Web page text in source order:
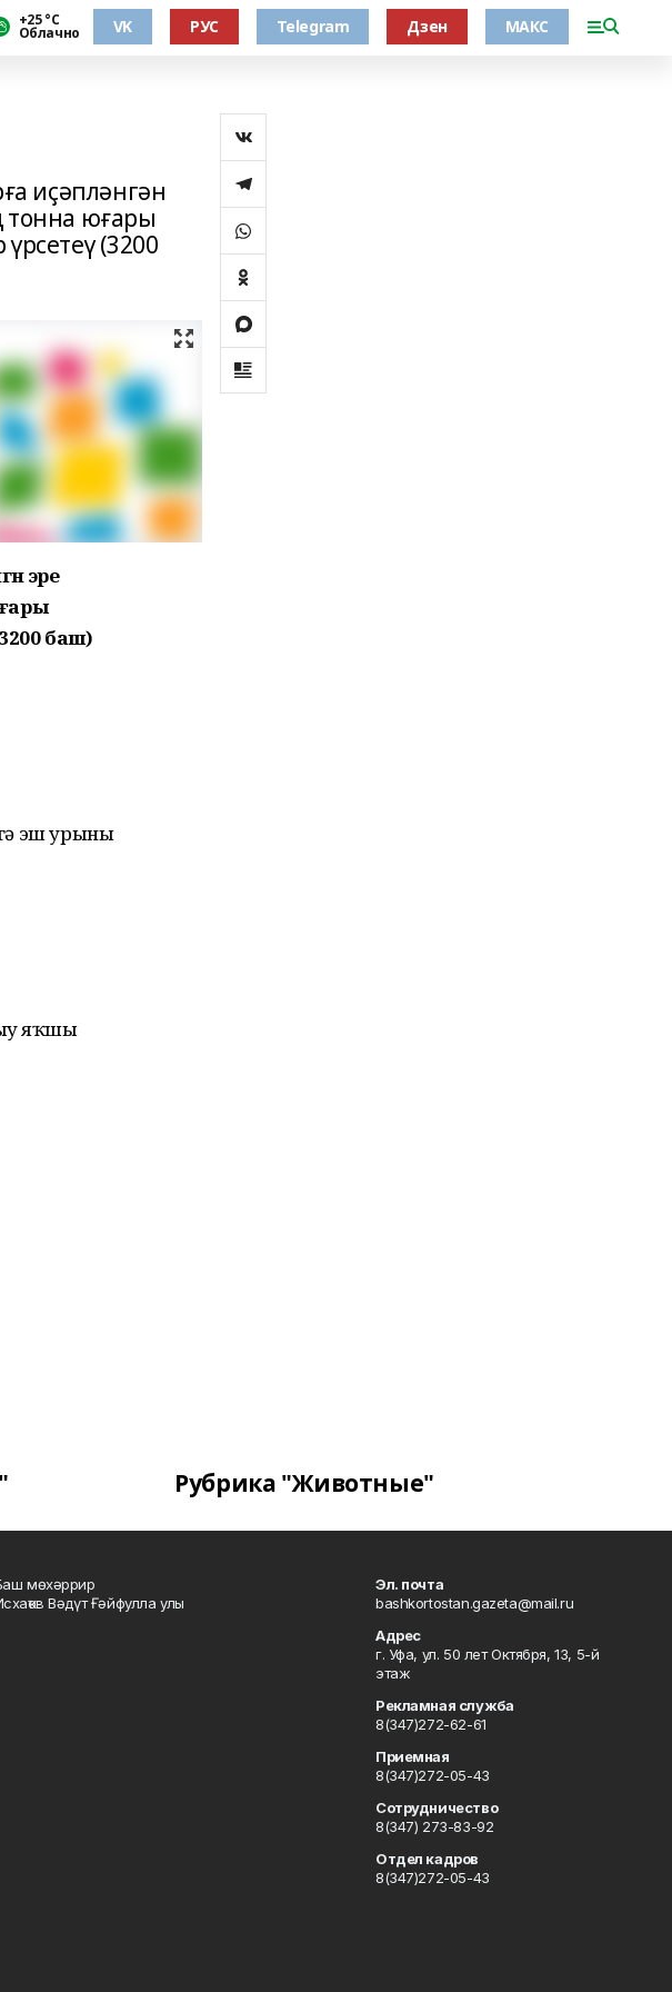
+25 °С
Облачно VK РУС Telegram Дзен МАКС
иҫәпләнгән
тонна юғары
(3200
эре
баш)
эш урыны
яҡшы
Рубрика "Животные"
мөхәррир
Вәдүт Ғәйфулла улы
Эл. почта
bashkortostan.gazeta@mail.ru
Адрес
г. Уфа, ул. 50 лет Октября, 13, 5-й
этаж
Рекламная служба
8(347)272-62-61
Приемная
8(347)272-05-43
Сотрудничество
8(347) 273-83-92
Отдел кадров
8(347)272-05-43